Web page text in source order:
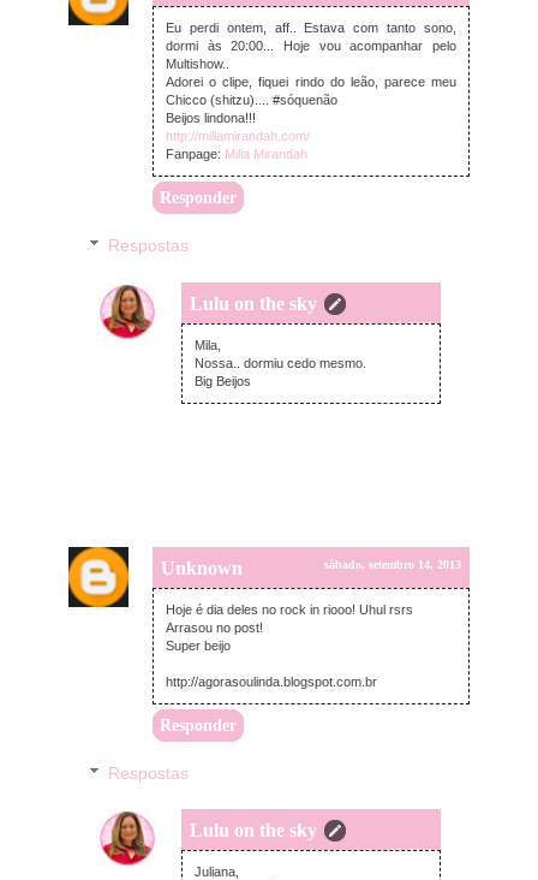
Eu perdi ontem, aff.. Estava com tanto sono,
dormi às 20:00... Hoje vou acompanhar pelo
Multishow..
Adorei o clipe, fiquei rindo do leão, parece meu
Chicco (shitzu).... #sóquenão
Beijos lindona!!!
http://millamirandah.com/
Fanpage: Milla Mirandah
Responder
Respostas
Lulu on the sky
domingo, setembro 15, 2013
Mila,
Nossa.. dormiu cedo mesmo.
Big Beijos
Unknown sábado, setembro 14, 2013
Hoje é dia deles no rock in riooo! Uhul rsrs
Arrasou no post!
Super beijo
http://agorasoulinda.blogspot.com.br
Responder
Respostas
Lulu on the sky
domingo, setembro 15, 2013
Juliana,